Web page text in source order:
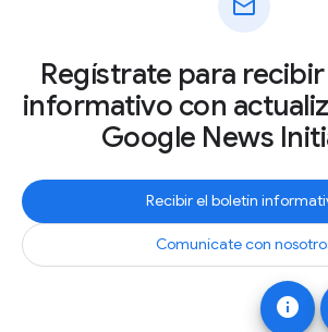
info
mail
Regístrate para
informativo con
Google News
Recibir el boletín
Comunícate con